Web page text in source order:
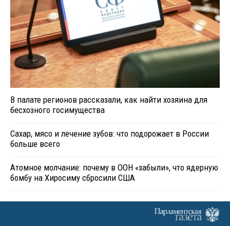
В палате регионов рассказали, как найти хозяина для
бесхозного госимущества
Сахар, мясо и лечение зубов: что подорожает в России
больше всего
Атомное молчание: почему в ООН «забыли», что ядерную
бомбу на Хиросиму сбросили США